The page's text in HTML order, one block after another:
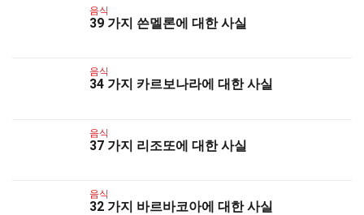
음식
39 가지 쓴멜론에 대한 사실
음식
34 가지 카르보나라에 대한 사실
음식
37 가지 리조또에 대한 사실
음식
32 가지 바르바코아에 대한 사실